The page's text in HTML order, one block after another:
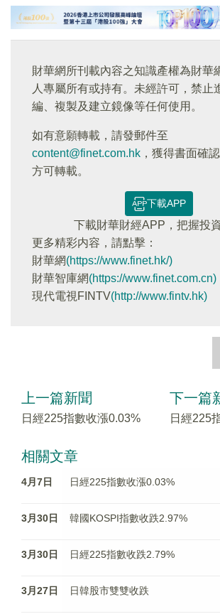
財華網所刊載內容之知識產權為財華
人專屬所有或持有。未經許可，禁止
編、複製及建立鏡像等任何使用。
如有意願轉載，請發郵件至
content@finet.com.hk ，獲得書面確
方可轉載。
下載APP
下載財華財經APP，把握投
更多精彩内容，請點擊：
財華網(https://www.finet.hk/)
財華智庫網(https://www.finet.com.cn)
現代電視FINTV(http://www.fintv.hk)
上一篇新聞
日經225指數收漲0.03%
下一篇
日經225
相關文章
4月7日 日經225指數收漲0.03%
3月30日 韓國KOSPI指數收跌2.97%
3月30日 日經225指數收跌2.79%
3月27日 日韓股市雙雙收跌